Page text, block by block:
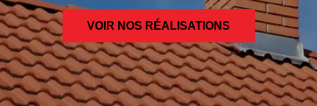
VOIR NOS RÉALISATIONS